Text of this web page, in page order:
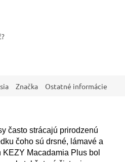
Značka Ostatné informácie
často strácajú prirodzenú
čoho sú drsné, lámavé a
Macadamia Plus bol